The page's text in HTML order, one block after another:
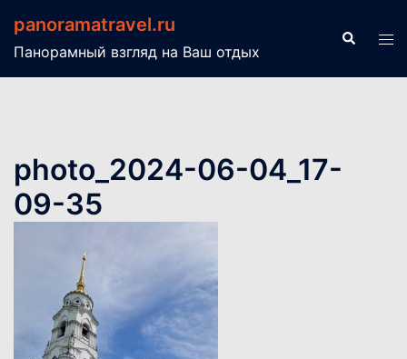
содержимому
panoramatravel.ru
Панорамный взгляд на Ваш отдых
Поиск
photo_2024-06-04_17-
09-35